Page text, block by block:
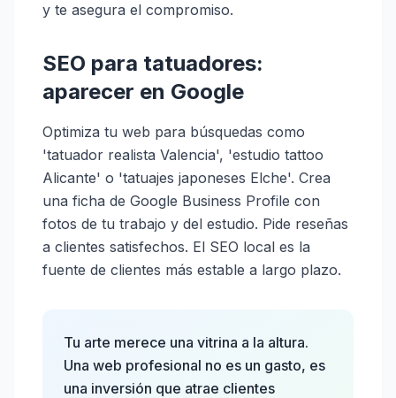
y te asegura el compromiso.
SEO para tatuadores:
aparecer en Google
Optimiza tu web para búsquedas como
'tatuador realista Valencia', 'estudio tattoo
Alicante' o 'tatuajes japoneses Elche'. Crea
una ficha de Google Business Profile con
fotos de tu trabajo y del estudio. Pide reseñas
a clientes satisfechos. El SEO local es la
fuente de clientes más estable a largo plazo.
Tu arte merece una vitrina a la altura.
Una web profesional no es un gasto, es
una inversión que atrae clientes